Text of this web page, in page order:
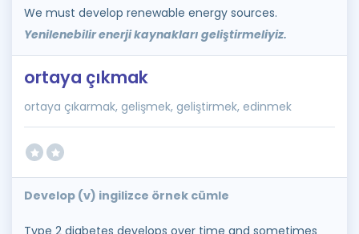
We must develop renewable energy sources.
Yenilenebilir enerji kaynakları geliştirmeliyiz.
ortaya çıkmak
ortaya çıkarmak, gelişmek, geliştirmek, edinmek
Develop (v) ingilizce örnek cümle
Type 2 diabetes develops over time and sometimes